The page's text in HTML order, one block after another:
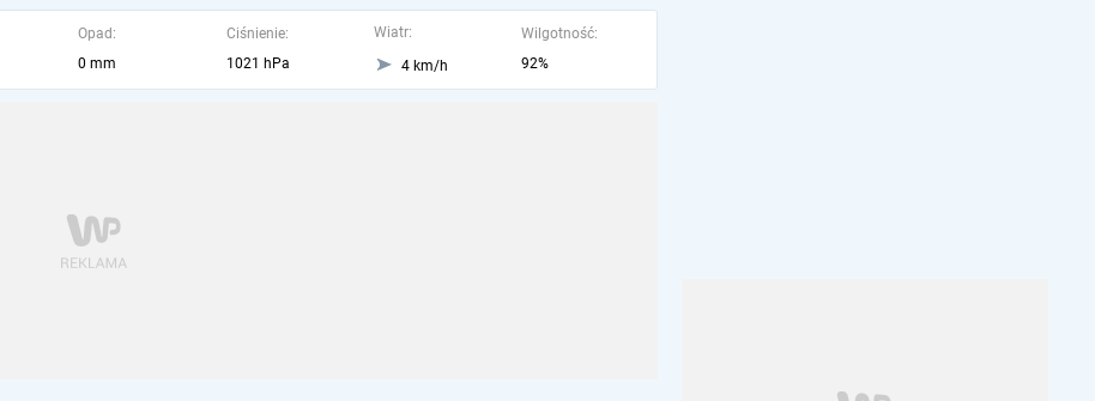
Opad:
0 mm
Ciśnienie:
1021 hPa
Wiatr:
4 km/h
Wilgotność:
92%